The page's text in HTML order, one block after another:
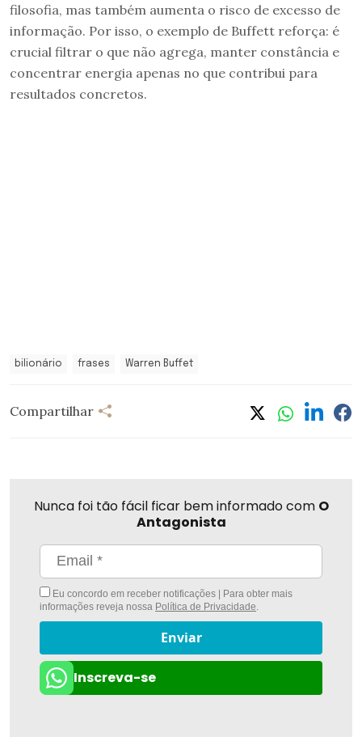
filosofia, mas também aumenta o risco de excesso de
informação. Por isso, o exemplo de Buffett reforça: é
crucial filtrar o que não agrega, manter constância e
concentrar energia apenas no que contribui para
resultados concretos.
bilionário frases Warren Buffet
Compartilhar
Nunca foi tão fácil ficar bem informado com O
Antagonista
Eu concordo em receber notificações | Para obter mais
informações reveja nossa Política de Privacidade
Enviar
Inscreva-se